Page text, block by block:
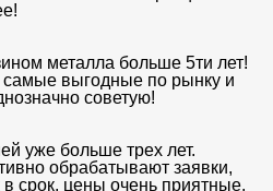
металла больше 5ти лет!
самые выгодные по рынку и
советую!
уже больше трех лет.
обрабатывают заявки,
в срок, цены очень приятные.